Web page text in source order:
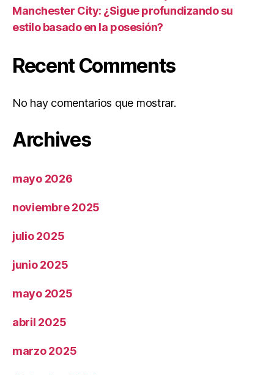
Manchester City: ¿Sigue profundizando su
estilo basado en la posesión?
Recent Comments
No hay comentarios que mostrar.
Archives
mayo 2026
noviembre 2025
julio 2025
junio 2025
mayo 2025
abril 2025
marzo 2025